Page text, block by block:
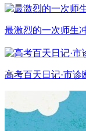
最激烈的一次师生
高考百天日记·市诊